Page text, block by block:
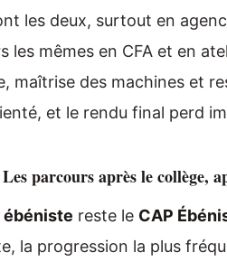
les deux, surtout en
les mêmes en CFA et en
maîtrise des machines et
et le rendu final perd
parcours après le collège,
reste le CAP
la progression la plus